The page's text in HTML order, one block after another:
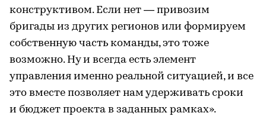
конструктивом. Если нет — привозим
бригады из других регионов или формируем
собственную часть команды, это тоже
возможно. Ну и всегда есть элемент
управления именно реальной ситуацией, и все
это вместе позволяет нам удерживать сроки
и бюджет проекта в заданных рамках».